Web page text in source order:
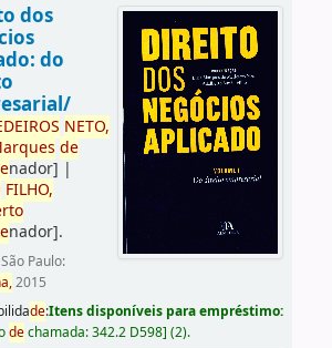
dos
do
DEIROS NETO,
de
nador] |
FILHO,
nador].
São Paulo:
2015
de:Itens disponíveis para empréstimo:
dechamada:342.2 D598] (2).